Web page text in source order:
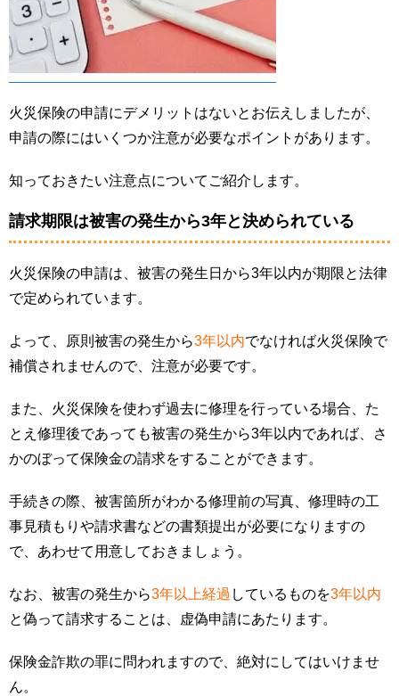
火災保険の申請にデメリットはないとお伝えしましたが、
申請の際にはいくつか注意が必要なポイントがあります。
知っておきたい注意点についてご紹介します。
請求期限は被害の発生から3年と決められている
火災保険の申請は、被害の発生日から3年以内が期限と法律
で定められています。
よって、原則被害の発生から3年以内でなければ火災保険で
補償されませんので、注意が必要です。
また、火災保険を使わず過去に修理を行っている場合、た
とえ修理後であっても被害の発生から3年以内であれば、さ
かのぼって保険金の請求をすることができます。
手続きの際、被害箇所がわかる修理前の写真、修理時の工
事見積もりや請求書などの書類提出が必要になりますの
で、あわせて用意しておきましょう。
なお、被害の発生から3年以上経過 しているものを3年以内
と偽って請求することは、虚偽申請にあたります。
保険金詐欺の罪に問われますので、絶対にしてはいけませ
ん。